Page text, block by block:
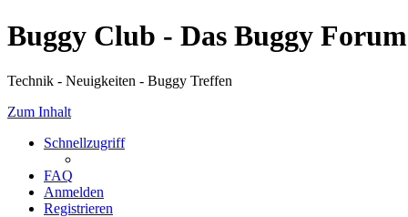
Buggy Club - Das Buggy Forum
Technik - Neuigkeiten - Buggy Treffen
Zum Inhalt
Schnellzugriff
FAQ
Anmelden
Registrieren